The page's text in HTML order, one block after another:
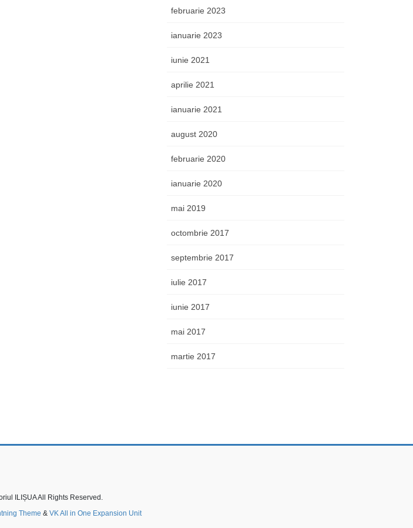
februarie 2023
ianuarie 2023
iunie 2021
aprilie 2021
ianuarie 2021
august 2020
februarie 2020
ianuarie 2020
mai 2019
octombrie 2017
septembrie 2017
iulie 2017
iunie 2017
mai 2017
martie 2017
ILIȘUA All Rights Reserved.
Theme & VK All in One Expansion Unit